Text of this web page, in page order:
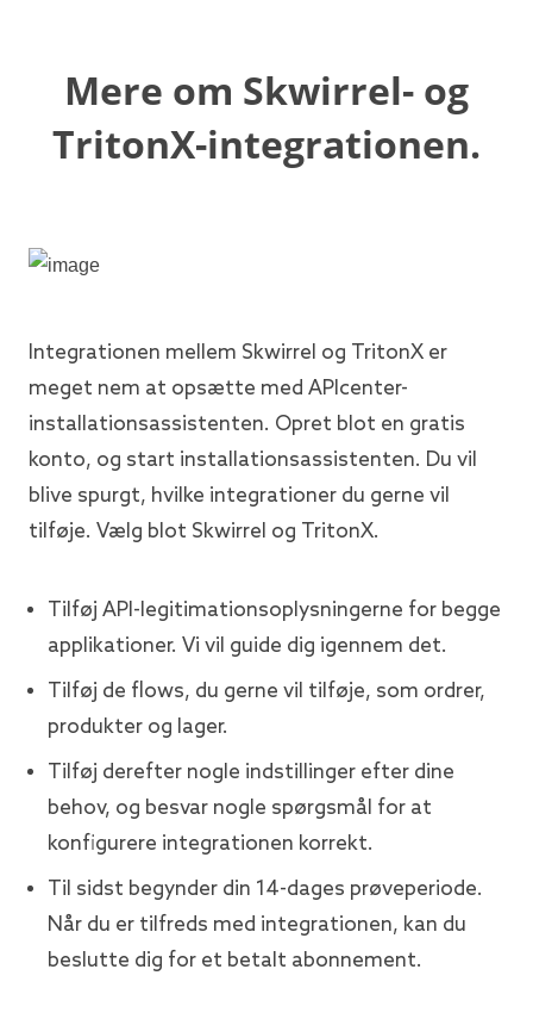
Mere om Skwirrel- og
TritonX-integrationen.
Integrationen mellem Skwirrel og TritonX er
meget nem at opsætte med APIcenter-
installationsassistenten. Opret blot en gratis
konto, og start installationsassistenten. Du vil
blive spurgt, hvilke integrationer du gerne vil
tilføje. Vælg blot Skwirrel og TritonX.
Tilføj API-legitimationsoplysningerne for begge
applikationer. Vi vil guide dig igennem det.
Tilføj de flows, du gerne vil tilføje, som ordrer,
produkter og lager.
Tilføj derefter nogle indstillinger efter dine
behov, og besvar nogle spørgsmål for at
konfigurere integrationen korrekt.
Til sidst begynder din 14-dages prøveperiode.
Når du er tilfreds med integrationen, kan du
beslutte dig for et betalt abonnement.